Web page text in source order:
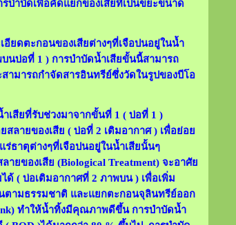
บำบัดเพื่อคัดแยกของเสียที่เป็นขยะขนาด
อียดตะกอนของเสียต่างๆที่เจือปนอยู่ในน้ำ
บนบ่อที่ 1 ) การบำบัดน้ำเสียขั้นนี้สามารถ
ามารถกำจัดสารอินทรีย์ซึ่งวัดในรูปของบีโอ
ำเสียที่รับช่วงมาจากขั้นที่ 1 ( บ่อที่ 1 )
ลายของเสีย ( บ่อที่ 2 เติมอากาศ ) เพื่อย่อย
ธาตุต่างๆที่เจือปนอยู่ในน้ำเสียนั้นๆ
ายของเสีย (Biological Treatment) จะอาศัย
ด้ ( บ่อเติมอากาศที่ 2 ภาพบน ) เพื่อเพิ่ม
ตามธรรมชาติ และแยกตะกอนจุลินทรีย์ออก
ทำให้น้ำทิ้งมีคุณภาพดีขึ้น การบำบัดน้ำ